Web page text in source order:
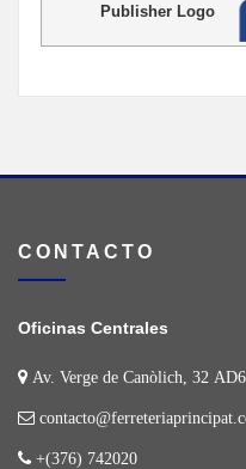
Publisher Logo
CONTACTO
Oficinas Centrales
Av. Verge de Canòlich, 32
+(376) 742020